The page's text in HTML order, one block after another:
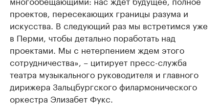
проектов, пересекающих границы разума и
искусства. В следующий раз мы встретимся уже
в Перми, чтобы детально поработать над
проектами. Мы с нетерпением ждем этого
сотрудничества», – цитирует пресс-служба
театра музыкального руководителя и главного
дирижера Зальцбургского филармонического
оркестра Элизабет Фукс.